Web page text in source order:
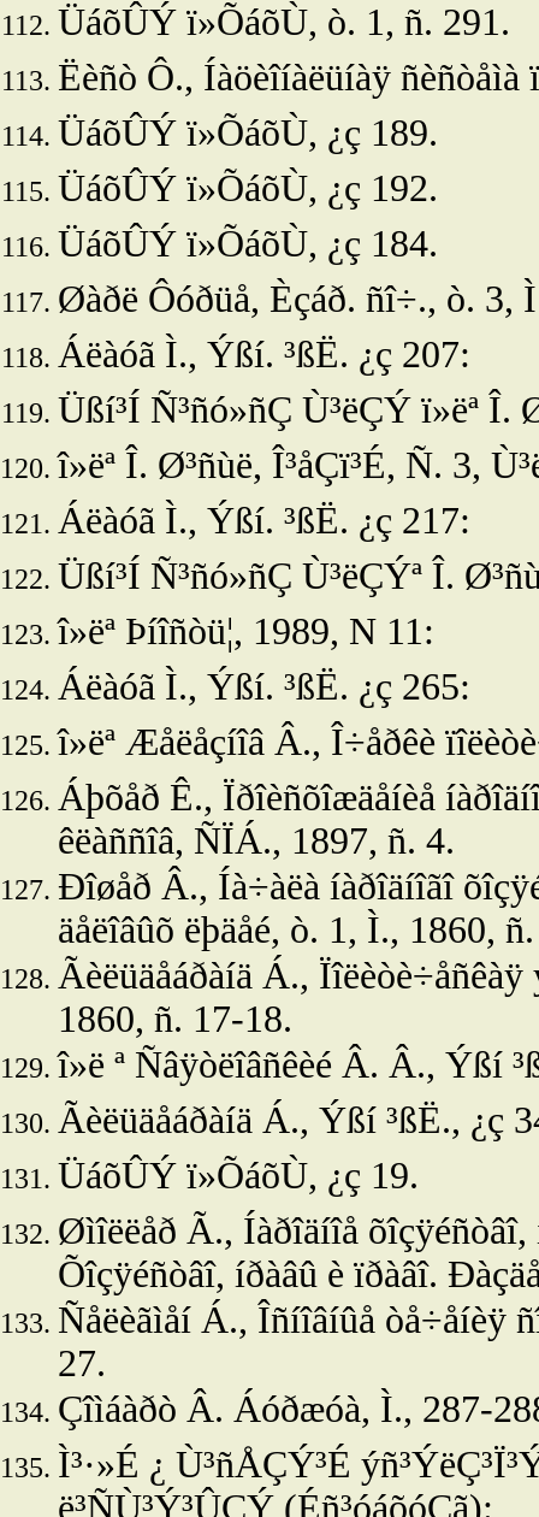
ÜáõÛÝ ï»ÕáõÙ, ò. 1, ñ. 291.
Ëèñò Ô., Íàöèîíàëüíàÿ
ÜáõÛÝ ï»ÕáõÙ, ¿ç 189.
ÜáõÛÝ ï»ÕáõÙ, ¿ç 192.
ÜáõÛÝ ï»ÕáõÙ, ¿ç 184.
Øàðë Ôóðüå, Èçáð. ñî÷., ò. 3,
Áëàóã Ì., Ýßí. ³ßË. ¿ç 207:
Üßí³Í Ñ³ñó»ñÇ Ù³ëÇÝ ï»ëª Î.
î»ëª Î. Ø³ñùë, Î³åÇï³É, Ñ. 3,
Áëàóã Ì., Ýßí. ³ßË. ¿ç 217:
Üßí³Í Ñ³ñó»ñÇ Ù³ëÇÝª Î.
î»ëª Þíîñòü¦, 1989, N 11:
Áëàóã Ì., Ýßí. ³ßË. ¿ç 265:
î»ëª Æåëåçíîâ Â., Î÷åðêè
Áþõåð Ê., Ïðîèñõîæäåíèå
êëàññîâ, ÑÏÁ., 1897, ñ. 4.
Ðîøåð Â., Íà÷àëà íàðîäíîãî
äåëîâûõ ëþäåé, ò. 1, Ì., 1860,
Ãèëüäåáðàíä Á.,
1860, ñ. 17-18.
î»ë ª Ñâÿòëîâñêèé Â. Â., Ýßí
Ãèëüäåáðàíä Á., Ýßí ³ßË., ¿ç
ÜáõÛÝ ï»ÕáõÙ, ¿ç 19.
Øìîëëåð Ã., Íàðîäíîå õîçÿéñòâî,
Õîçÿéñòâî, íðàâû è ïðàâî.
Ñåëèãìåí Á., Îñíîâíûå òå÷åíèÿ
27.
Çîìáàðò Â. Áóðæóà, Ì., 287-
Ì³·»É ¿ Ù³ñÅÇÝ³É
ë³ÑÙ³Ý³ÛÇÝ (Éñ³óáõóÇã):